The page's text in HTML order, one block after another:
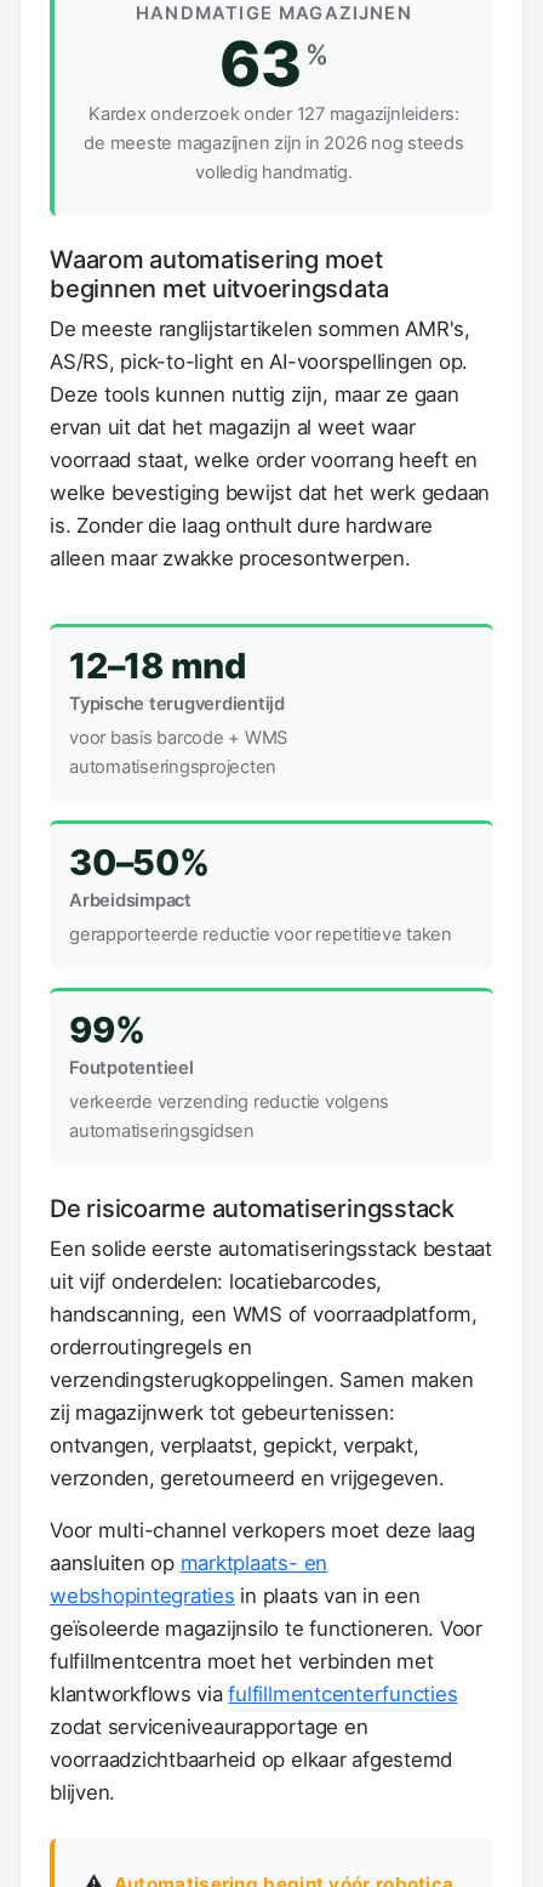
HANDMATIGE MAGAZIJNEN
63 %
Kardex onderzoek onder 127 magazijnleiders:
de meeste magazijnen zijn in 2026 nog steeds
volledig handmatig.
Waarom automatisering moet
beginnen met uitvoeringsdata
De meeste ranglijstartikelen sommen AMR's,
AS/RS, pick-to-light en AI-voorspellingen op.
Deze tools kunnen nuttig zijn, maar ze gaan
ervan uit dat het magazijn al weet waar
voorraad staat, welke order voorrang heeft en
welke bevestiging bewijst dat het werk gedaan
is. Zonder die laag onthult dure hardware
alleen maar zwakke procesontwerpen.
12–18 mnd
Typische terugverdientijd
voor basis barcode + WMS
automatiseringsprojecten
30–50%
Arbeidsimpact
gerapporteerde reductie voor repetitieve taken
99%
Foutpotentieel
verkeerde verzending reductie volgens
automatiseringsgidsen
De risicoarme automatiseringsstack
Een solide eerste automatiseringsstack bestaat
uit vijf onderdelen: locatiebarcodes,
handscanning, een WMS of voorraadplatform,
orderroutingregels en
verzendingsterugkoppelingen. Samen maken
zij magazijnwerk tot gebeurtenissen:
ontvangen, verplaatst, gepickt, verpakt,
verzonden, geretourneerd en vrijgegeven.
Voor multi-channel verkopers moet deze laag
aansluiten op marktplaats- en
webshopintegraties in plaats van in een
geïsoleerde magazijnsilo te functioneren. Voor
fulfillmentcentra moet het verbinden met
klantworkflows viafulfillmentcenterfuncties
zodat serviceniveaurapportage en
voorraadzichtbaarheid op elkaar afgestemd
blijven.